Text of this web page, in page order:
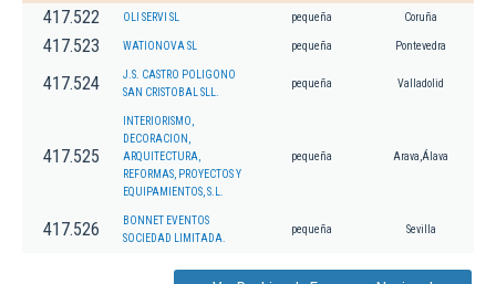
417.522 OLI SERVI SL pequeña Coruña
417.523 WATIONOVA SL pequeña Pontevedra
417.524
J.S. CASTRO POLIGONO
SAN CRISTOBAL SLL.
pequeña Valladolid
417.525
INTERIORISMO,
DECORACION,
ARQUITECTURA,
REFORMAS, PROYECTOS Y
EQUIPAMIENTOS, S.L.
pequeña Arava,Álava
417.526
BONNET EVENTOS
SOCIEDAD LIMITADA.
pequeña Sevilla